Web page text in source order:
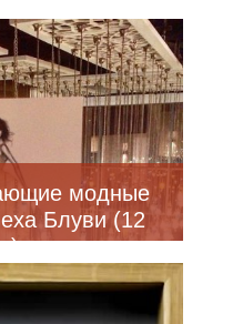
модные
Блуви (12